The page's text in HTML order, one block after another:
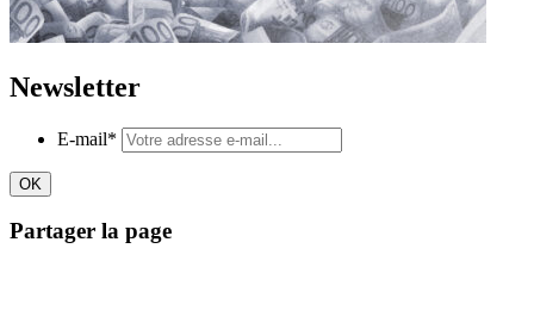
Newsletter
E-mail*
Partager la page